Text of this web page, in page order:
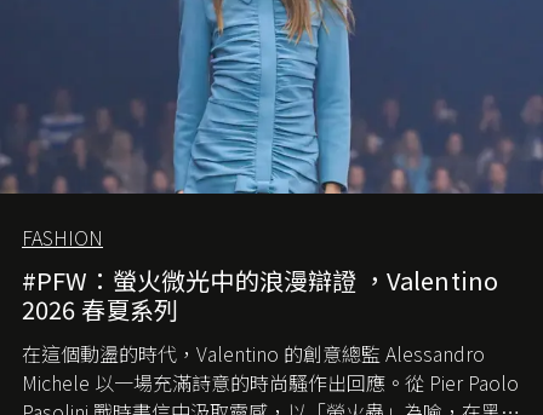
FASHION
#PFW：螢火微光中的浪漫辯證 ，Valentino
2026 春夏系列
在這個動盪的時代， Valentino 的創意總監 Alessandro
Michele 以一場充滿詩意的時尚騷作出回應。從 Pier Paolo